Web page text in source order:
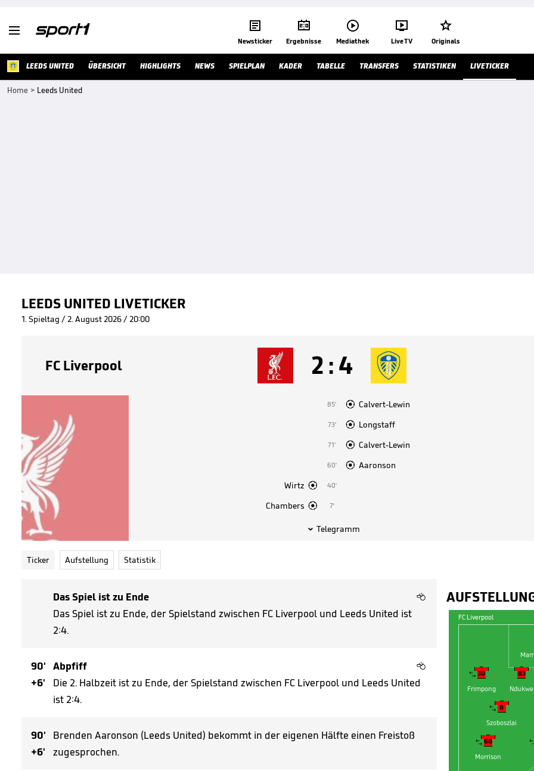
 
Newsticker

Ergebnisse

Mediathek

Live TV

Originals
LEEDS UNITED ÜBERSICHT HIGHLIGHTS NEWS SPIELPLAN KADER TABELLE TRANSFERS STATISTIKEN LIVETICKER
Home > Leeds United
LEEDS UNITED LIVETICKER
1. Spieltag / 2. August 2026 / 20:00
FC Liverpool 2:4
Calvert-Lewin

85'
Longstaff

73'
Calvert-Lewin

71'
Aaronson

60'
Wirtz  40'
Chambers  7'
 Telegramm
Ticker Aufstellung Statistik
Das Spiel ist zu Ende 
Das Spiel ist zu Ende, der Spielstand zwischen FC Liverpool und Leeds United ist
2:4.
90'
+6'
Abpfiff 
Die 2. Halbzeit ist zu Ende, der Spielstand zwischen FC Liverpool und Leeds United
ist 2:4.
90'
+6'
Brenden Aaronson (Leeds United) bekommt in der eigenen Hälfte einen Freistoß
zugesprochen.
FC Liverpool


30

Frimpong


83
Ndukwe


8

Szoboszlai


68

Morrison